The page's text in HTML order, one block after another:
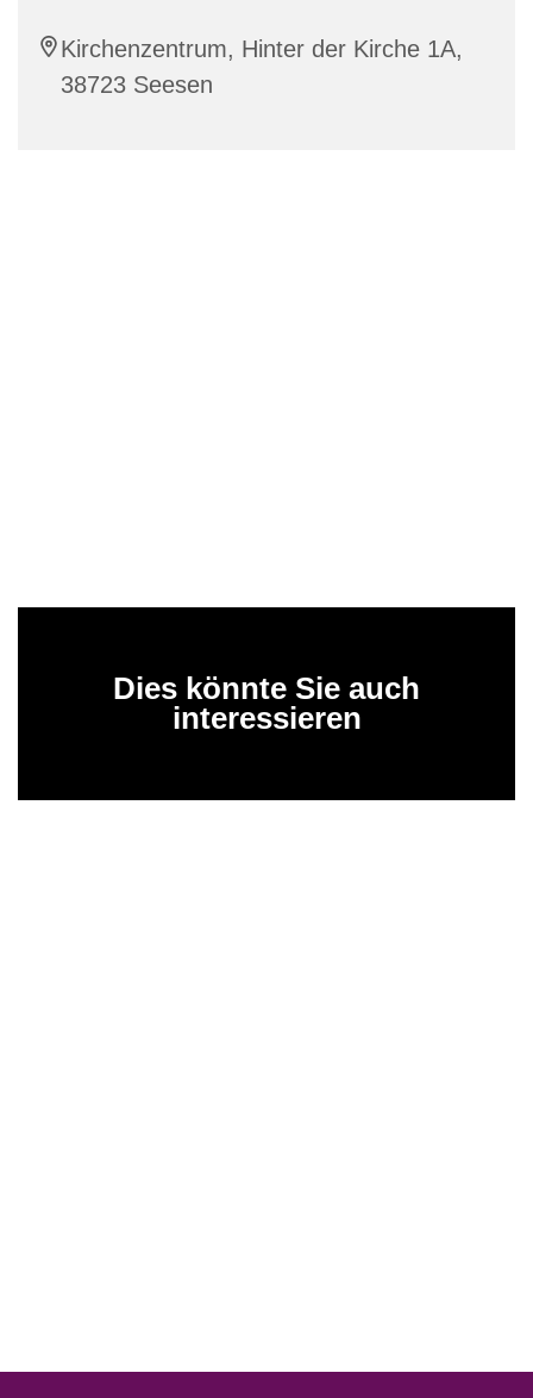
Kirchenzentrum, Hinter der Kirche 1A,
38723 Seesen
Dies könnte Sie auch
interessieren